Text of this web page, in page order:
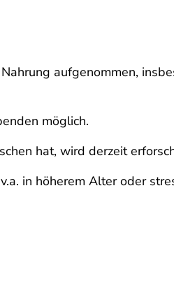
aufgenommen,
möglich.
hat, wird derzeit
in höherem Alter oder